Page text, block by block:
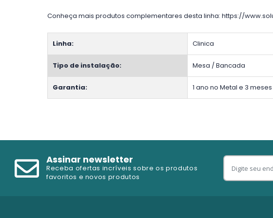
Conheça mais produtos complementares desta linha: https://
Linha: Clinica
Tipo de instalação: Mesa / Bancada
Garantia: 1 ano no Metal e 3
Assinar newsletter
Receba ofertas incríveis sobre os produtos
favoritos e novos produtos